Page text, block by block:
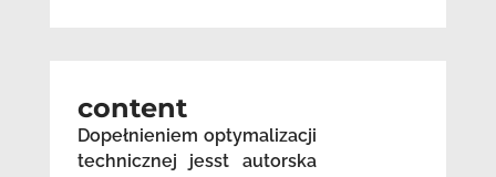
content
Dopełnieniem optymalizacji
technicznej jesst autorska